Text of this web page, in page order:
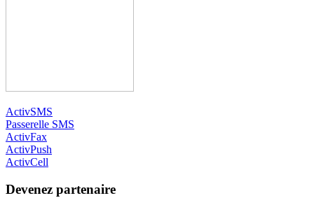
ActivSMS
Passerelle SMS
ActivFax
ActivPush
ActivCell
Devenez partenaire